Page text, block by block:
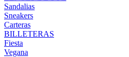
Sandalias
Sneakers
Carteras
BILLETERAS
Fiesta
Vegana